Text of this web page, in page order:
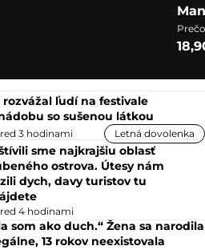
ľudí na festivale
so sušenou látkou
3 hodinami Letná dovolenka
sme najkrajšiu oblasť
ostrova. Útesy nám
dych, davy turistov tu
4 hodinami
som ako duch.“ Žena sa narodila
13 rokov neexistovala